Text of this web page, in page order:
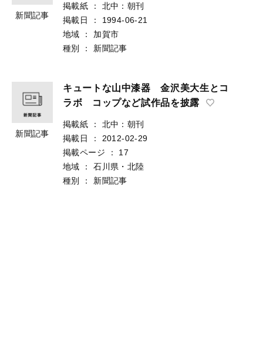
新聞記事
掲載紙 ：
北中：朝刊
掲載日
：
1994-06-21
地域
：
加賀市
種別
： 新聞記事
新聞記事
キュートな山中漆器 金沢美大生とコ
ラボ コップなど試作品を披露
掲載紙 ：
北中：朝刊
掲載日
：
2012-02-29
掲載ページ
：
17
地域
：
石川県・北陸
種別
： 新聞記事